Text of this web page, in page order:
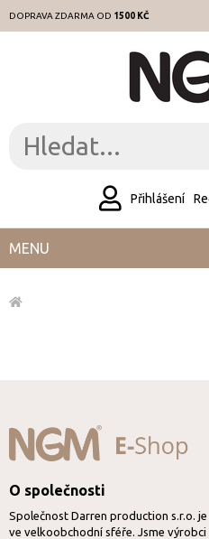
DOPRAVA ZDARMA OD 1500 KČ
Přihlášení
MENU
O společnosti
Společnost Darren production s.r.o.
ve velkoobchodní sféře. Jsme